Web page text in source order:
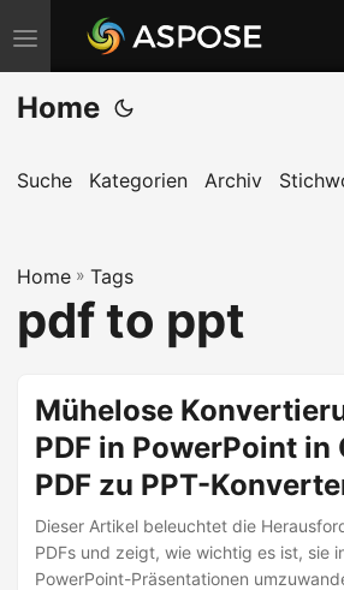
N
a
v
g
i
o
n
m
Home
Suche Kategorien Archiv
Home » Tags
pdf to ppt
Mühelose
PDF in PowerPoint in
PDF zu PPT-
Dieser Artikel beleuchtet die
PDFs und zeigt, wie wichtig es ist, sie
PowerPoint-Präsentationen